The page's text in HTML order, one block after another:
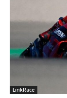
LinkRace